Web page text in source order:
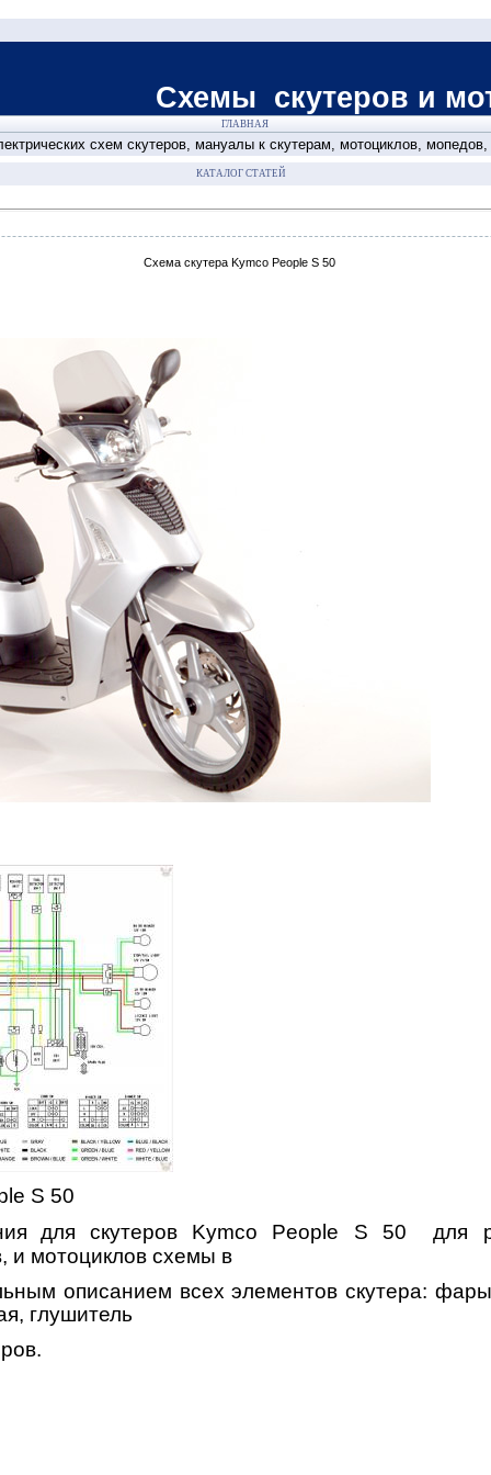
и
ГЛАВНАЯ
схем скутеров, мануалы к скутерам, мотоциклов, мопедов,
КАТАЛОГ СТАТЕЙ
Схема скутера Kymco People S 50
S 50
для скутеров Kymco People S 50 для
и мотоциклов схемы в
описанием всех элементов скутера:
глушитель